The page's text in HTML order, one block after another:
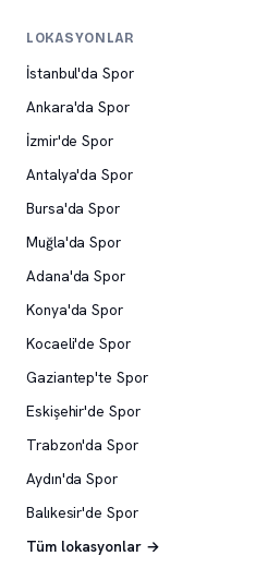
LOKASYONLAR
İstanbul'da Spor
Ankara'da Spor
İzmir'de Spor
Antalya'da Spor
Bursa'da Spor
Muğla'da Spor
Adana'da Spor
Konya'da Spor
Kocaeli'de Spor
Gaziantep'te Spor
Eskişehir'de Spor
Trabzon'da Spor
Aydın'da Spor
Balıkesir'de Spor
Tüm lokasyonlar →